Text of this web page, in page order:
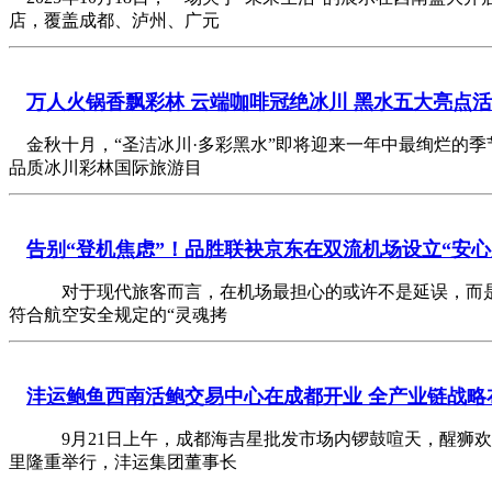
店，覆盖成都、泸州、广元
万人火锅香飘彩林 云端咖啡冠绝冰川 黑水五大亮点
金秋十月，“圣洁冰川·多彩黑水”即将迎来一年中最绚烂的
品质冰川彩林国际旅游目
告别“登机焦虑”！品胜联袂京东在双流机场设立“安
对于现代旅客而言，在机场最担心的或许不是延误，而是
符合航空安全规定的“灵魂拷
沣运鲍鱼西南活鲍交易中心在成都开业 全产业链战略
9月21日上午，成都海吉星批发市场内锣鼓喧天，醒狮欢
里隆重举行，沣运集团董事长